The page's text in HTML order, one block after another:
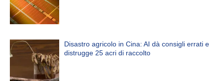
Disastro agricolo in Cina: AI dà consigli errati e
distrugge 25 acri di raccolto